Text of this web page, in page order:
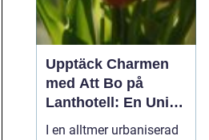
Upptäck Charmen
med Att Bo på
Lanthotell: En Unik
Upplevelse på
I en alltmer urbaniserad